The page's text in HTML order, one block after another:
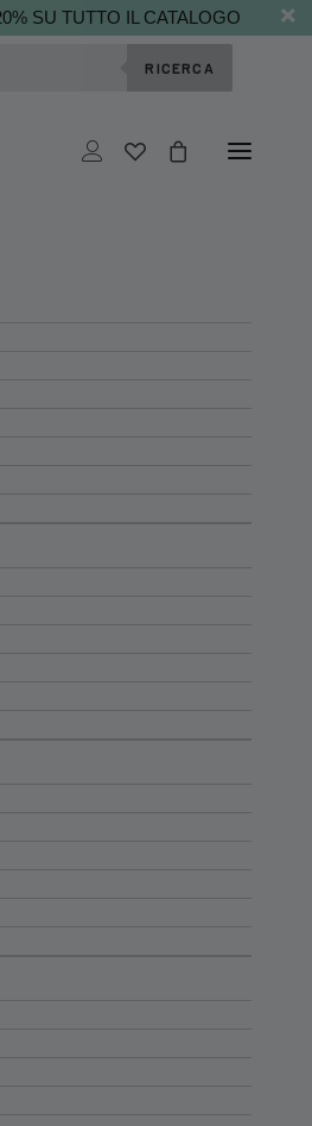
SU TUTTO IL CATALOGO
RICERCA